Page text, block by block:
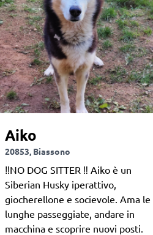
Aiko
20853, Biassono
‼️NO DOG SITTER ‼️ Aiko è un
Siberian Husky iperattivo,
giocherellone e socievole. Ama le
lunghe passeggiate, andare in
macchina e scoprire nuovi posti.